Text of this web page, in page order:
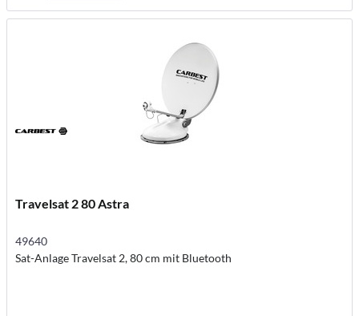
Travelsat 2 80 Astra
49640
Sat-Anlage Travelsat 2, 80 cm mit Bluetooth